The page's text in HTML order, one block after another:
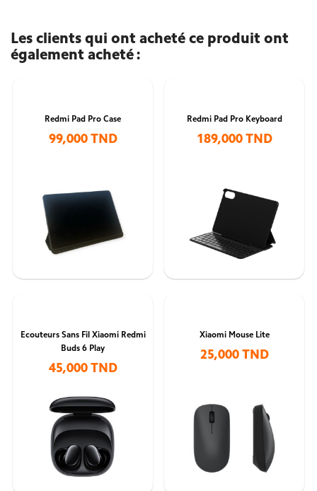
Les clients qui ont acheté ce produit ont
également acheté :
Redmi Pad Pro Case
99,000 TND
Redmi Pad Pro Keyboard
189,000 TND
Ecouteurs Sans Fil Xiaomi Redmi
Buds 6 Play
45,000 TND
Xiaomi Mouse Lite
25,000 TND